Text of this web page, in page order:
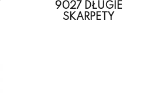
9027 DŁUGIE
SKARPETY